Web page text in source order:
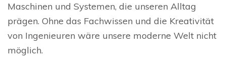
Maschinen und Systemen, die unseren Alltag
prägen. Ohne das Fachwissen und die Kreativität
von Ingenieuren wäre unsere moderne Welt nicht
möglich.